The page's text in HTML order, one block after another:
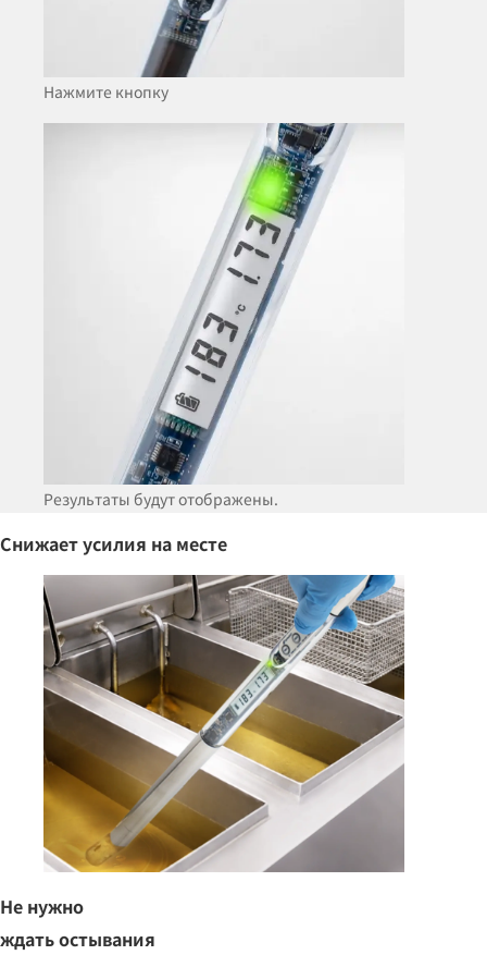
Нажмите кнопку
Результаты будут отображены.
Снижаетусилия на месте
Не нужно
ждать остывания